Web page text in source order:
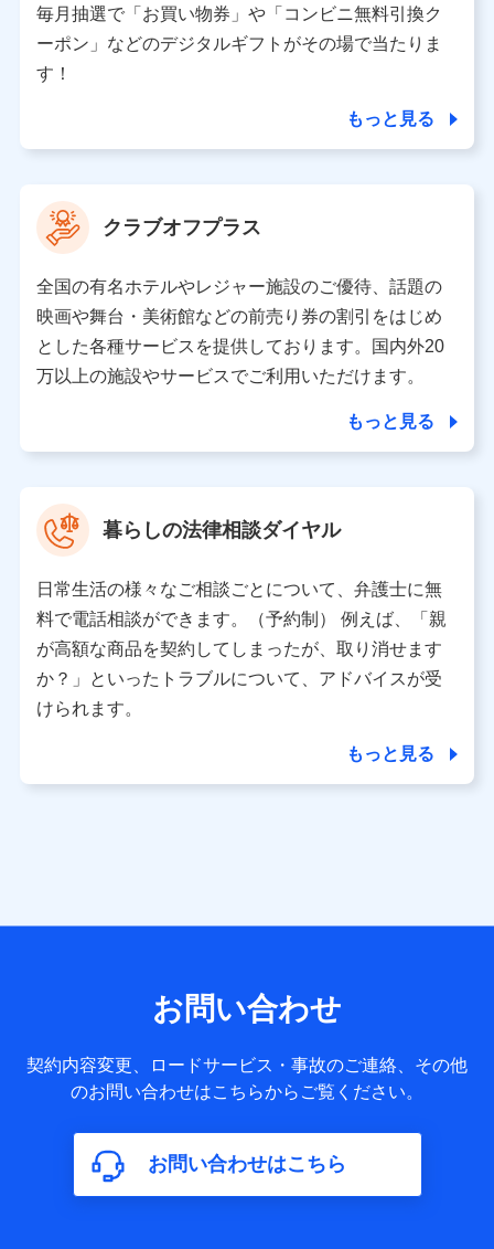
ドコモおよび提携会社のサービスを案内、提供するため
（各サービスで取得したサービス利用履歴、ウェブサイ
トの閲覧履歴、購買履歴、ご契約内容等のパーソナルデ
ータを分析して、お客さまの趣味・嗜好・傾向に応じた
上記に係る案内・手続き・管理等付帯業務を行うため
【当該個人データの管理について責任を有する者の名称・住
所・代表者名】
当該個人データを取り扱う各共同利用者（詳細は次のとお
り）
東京都千代田区永田町2丁目11番1号 山王パークタワー
株式会社NTTドコモ 代表取締役社長 前田 義晃
東京都中央区日本橋人形町2-14-10 アーバンネット日本橋
ビル 3F
※ 当社および株式会社NTTドコモは、お客さまの情報を利
データ憲章」に定める行動原則を順守します 。
※ パーソナルデータダッシュボードの「第三者提供の管
理」の設定状態にかかわらず、共同利用する場合がありま
※ dポイントクラブ会員ではないお客さま（2019年12月11
日以降、一度もdポイントクラブ会員であったことがないお
個人データは、こちら の利用目的の範囲内に限って共同利
用します。
サービス提供等を通じて取得した、以下の情報などの個人デ
基本情報
氏名、電話番号、メールアドレス、お客さまの識別子、
属性、連絡先、dポイントサービスのご利用に関する情
構成、住所、dポイント残高、dポイント利用履歴などが
含まれます。
利用情報
毎月抽選で「お買い物券」や「コンビニ無料引換ク
ーポン」などのデジタルギフトがその場で当たりま
す！
もっと見る
クラブオフプラス
全国の有名ホテルやレジャー施設のご優待、話題の
映画や舞台・美術館などの前売り券の割引をはじめ
とした各種サービスを提供しております。国内外20
万以上の施設やサービスでご利用いただけます。
もっと見る
暮らしの法律相談ダイヤル
日常生活の様々なご相談ごとについて、弁護士に無
料で電話相談ができます。（予約制） 例えば、「親
が高額な商品を契約してしまったが、取り消せます
か？」といったトラブルについて、アドバイスが受
けられます。
もっと見る
お問い合わせ
契約内容変更、ロードサービス・事故のご連絡、その他
のお問い合わせはこちらからご覧ください。
お問い合わせはこちら